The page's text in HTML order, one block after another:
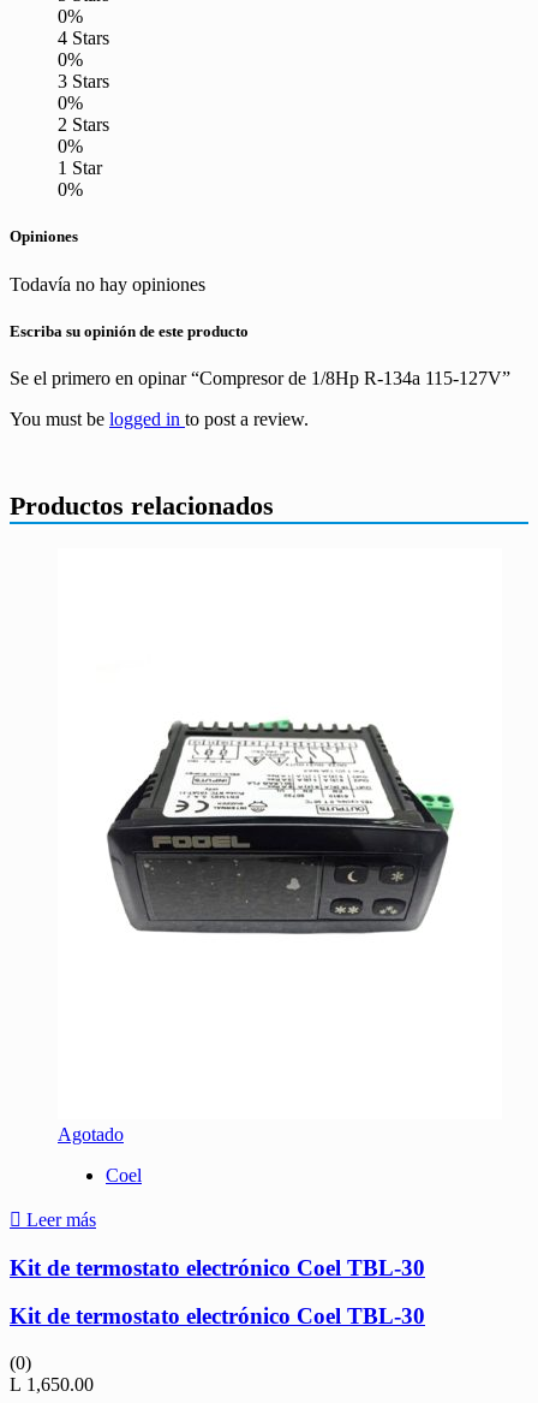
0%
4 Stars
0%
3 Stars
0%
2 Stars
0%
1 Star
0%
Opiniones
Todavía no hay opiniones
Escriba su opinión de este producto
Se el primero en opinar “Compresor de 1/8Hp R-134a 115-127V”
You must be logged in to post a review.
Productos relacionados
Agotado
Coel
Leer más
Kit de termostato electrónico Coel TBL-30
Kit de termostato electrónico Coel TBL-30
(0)
L 1,650.00